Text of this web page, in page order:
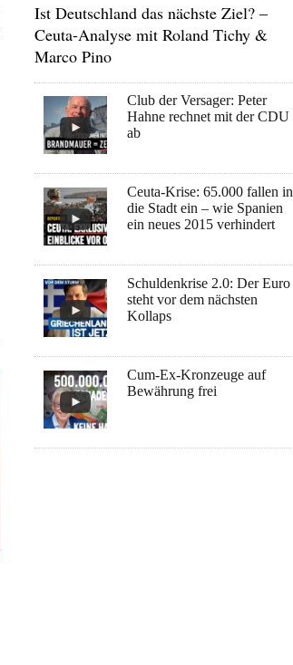
Ist Deutschland das nächste Ziel? –
Ceuta-Analyse mit Roland Tichy &
Marco Pino
Club der Versager: Peter
Hahne rechnet mit der CDU
ab
Ceuta-Krise: 65.000 fallen in
die Stadt ein – wie Spanien
ein neues 2015 verhindert
Schuldenkrise 2.0: Der Euro
steht vor dem nächsten
Kollaps
Cum-Ex-Kronzeuge auf
Bewährung frei